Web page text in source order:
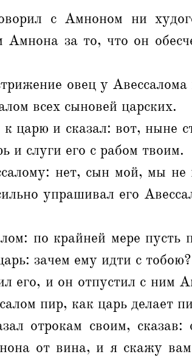
с Амноном ни
Амнона за то, что он
овец у
всех сыновей царских.
царю и сказал: вот, ныне
и слуги его с рабом твоим.
нет, сын мой, мы не
упрашивал его
по крайней мере пусть
зачем ему идти с тобою?
его, и он отпустил с ним
пир, как царь делает
отрокам своим, сказав:
от вина, и я скажу